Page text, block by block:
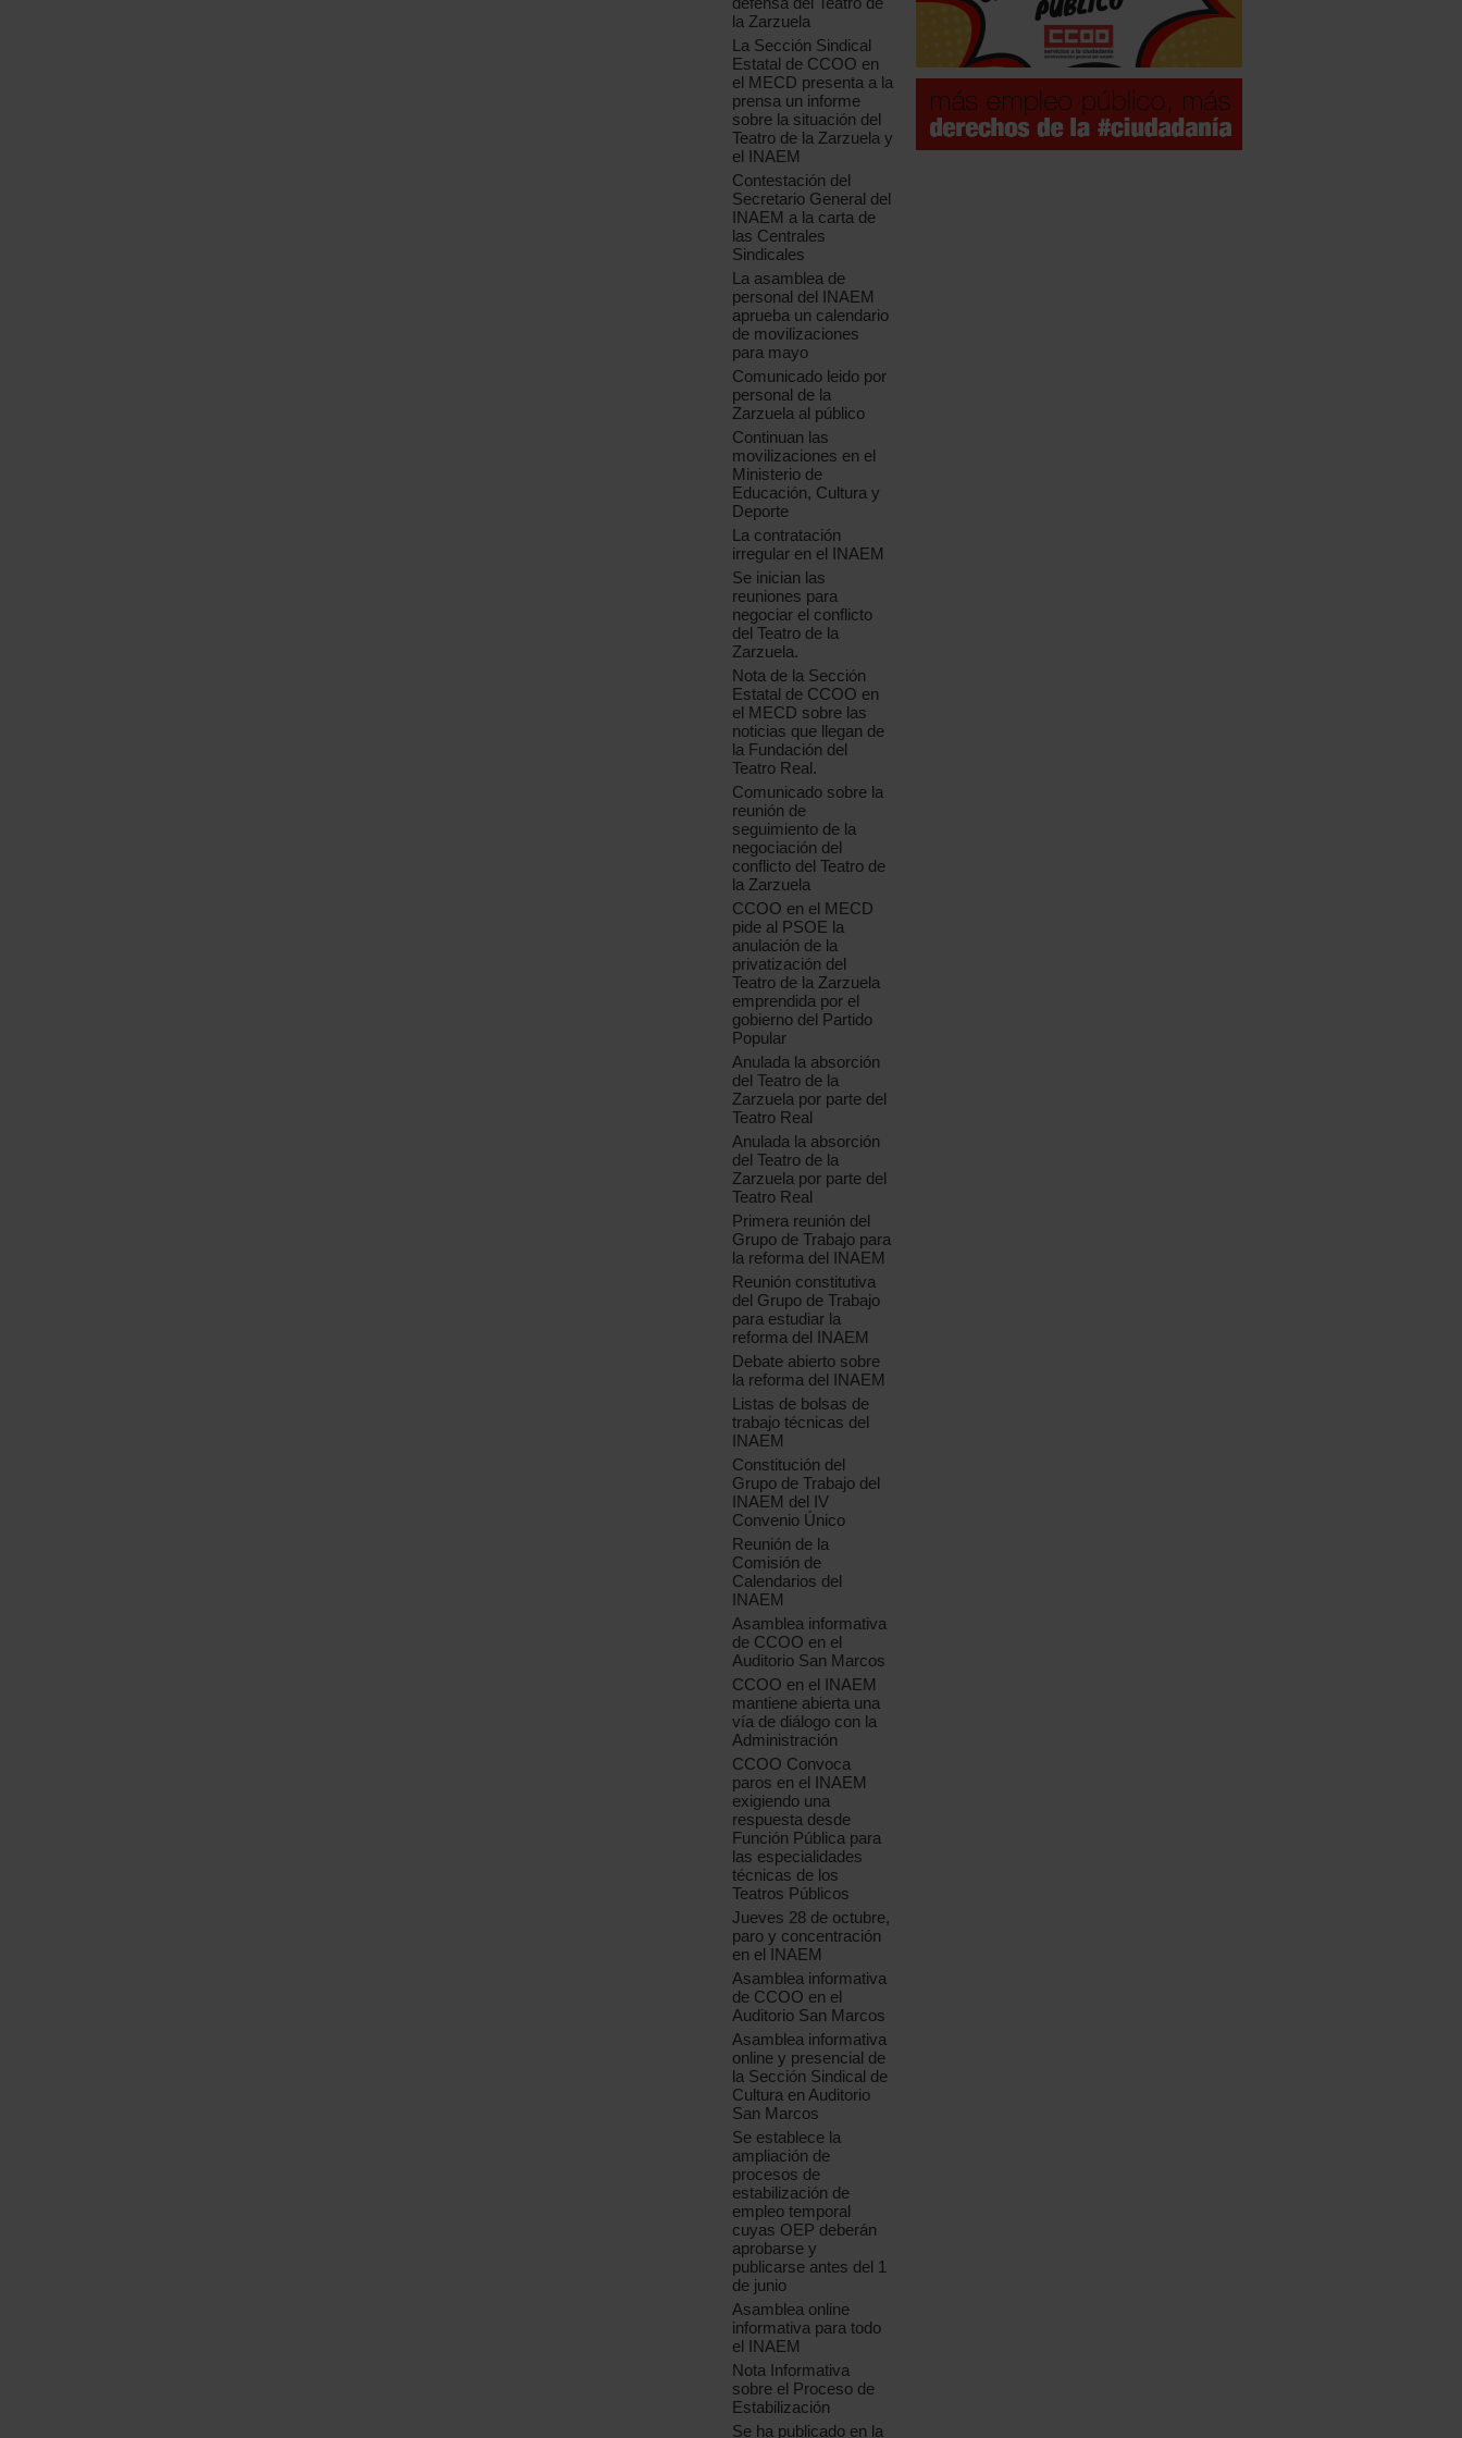
la Zarzuela
La Sección Sindical
Estatal de CCOO en
el MECD presenta a la
prensa un informe
sobre la situación del
Teatro de la Zarzuela y
el INAEM
Contestación del
Secretario General del
INAEM a la carta de
las Centrales
Sindicales
La asamblea de
personal del INAEM
aprueba un calendario
de movilizaciones
para mayo
Comunicado leido por
personal de la
Zarzuela al público
Continuan las
movilizaciones en el
Ministerio de
Educación, Cultura y
Deporte
La contratación
irregular en el INAEM
Se inician las
reuniones para
negociar el conflicto
del Teatro de la
Zarzuela.
Nota de la Sección
Estatal de CCOO en
el MECD sobre las
noticias que llegan de
la Fundación del
Teatro Real.
Comunicado sobre la
reunión de
seguimiento de la
negociación del
conflicto del Teatro de
la Zarzuela
CCOO en el MECD
pide al PSOE la
anulación de la
privatización del
Teatro de la Zarzuela
emprendida por el
gobierno del Partido
Popular
Anulada la absorción
del Teatro de la
Zarzuela por parte del
Teatro Real
Anulada la absorción
del Teatro de la
Zarzuela por parte del
Teatro Real
Primera reunión del
Grupo de Trabajo para
la reforma del INAEM
Reunión constitutiva
del Grupo de Trabajo
para estudiar la
reforma del INAEM
Debate abierto sobre
la reforma del INAEM
Listas de bolsas de
trabajo técnicas del
INAEM
Constitución del
Grupo de Trabajo del
INAEM del IV
Convenio Único
Reunión de la
Comisión de
Calendarios del
INAEM
Asamblea informativa
de CCOO en el
Auditorio San Marcos
CCOO en el INAEM
mantiene abierta una
vía de diálogo con la
Administración
CCOO Convoca
paros en el INAEM
exigiendo una
respuesta desde
Función Pública para
las especialidades
técnicas de los
Teatros Públicos
Jueves 28 de octubre,
paro y concentración
en el INAEM
Asamblea informativa
de CCOO en el
Auditorio San Marcos
Asamblea informativa
online y presencial de
la Sección Sindical de
Cultura en Auditorio
San Marcos
Se establece la
ampliación de
procesos de
estabilización de
empleo temporal
cuyas OEP deberán
aprobarse y
publicarse antes del 1
de junio
Asamblea online
informativa para todo
el INAEM
Nota Informativa
sobre el Proceso de
Estabilización
Se ha publicado en la